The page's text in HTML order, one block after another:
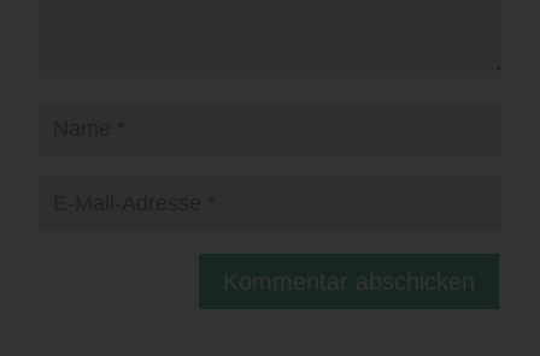
Kommentar abschicken